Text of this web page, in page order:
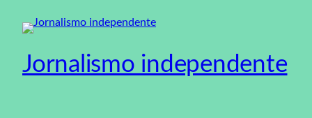
para
conteúdo
Jornalismo independente